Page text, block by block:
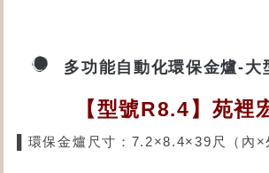
多功能自動化環保金爐-大
【型號R8.4】苑裡
▌環保金爐尺寸：7.2×8.4×39尺（內×